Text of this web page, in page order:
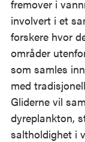
fremover i
involvert i et
forskere hvor
områder
som samles
med
Gliderne vil
dyreplankton,
saltholdighet i